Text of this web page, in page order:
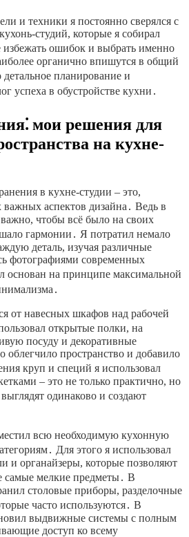
и техники я постоянно сверялся с
студий, которые я собирал
ошибок и выбрать именно
органично впишутся в общий
планирование и
успеха в обустройстве кухни․
мои решения для
на кухне-
в кухне-студии – это,
аспектов дизайна․ Ведь в
чтобы всё было на своих
гармонии․ Я потратил немало
деталь, изучая различные
фотографиями современных
основан на принципе максимальной
от навесных шкафов над рабочей
открытые полки, на
посуду и декоративные
облегчило пространство и добавило
круп и специй я использовал
– это не только практично, но
одинаково и создают
всю необходимую кухонную
Для этого я использовал
и органайзеры, которые позволяют
самые мелкие предметы․ В
столовые приборы, разделочные
часто используются․ В
выдвижные системы с полным
доступ ко всему